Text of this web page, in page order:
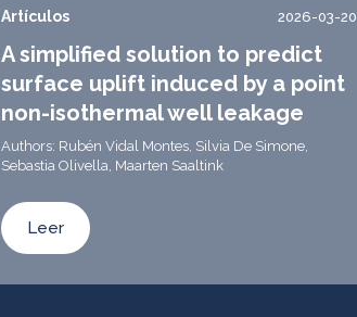
Artículos 2026-03-20
A simplified solution to predict
surface uplift induced by a point
non-isothermal well leakage
Authors: Rubén Vidal Montes, Silvia De Simone,
Sebastia Olivella, Maarten Saaltink
Leer